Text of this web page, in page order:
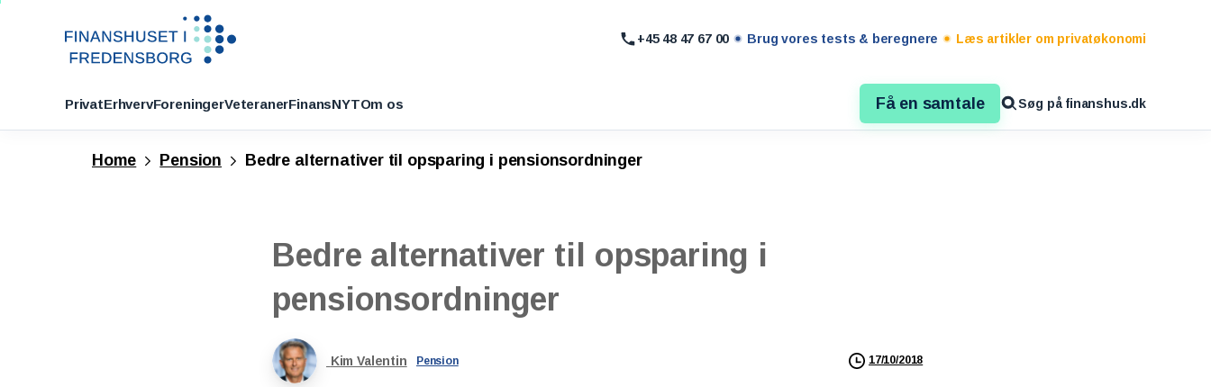
+45 48 47 67 00 Brug vores tests & beregnere Læs artikler om privatøkonomi
PrivatErhvervForeningerVeteranerFinansNYTOm os Få en samtale Søg på finanshus.dk
Home Pension Bedre alternativer til opsparing i pensionsordninger
Bedre alternativer til opsparing i
pensionsordninger
Kim Valentin Pension 17/10/2018